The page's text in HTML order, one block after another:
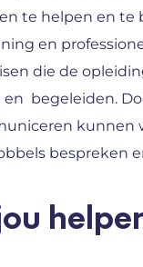
te helpen en te
en
die de
begeleiden.
bespreken